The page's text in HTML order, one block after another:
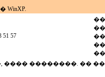
51 57
���� ��������. ��